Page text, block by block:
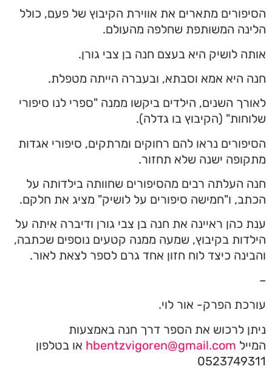
הסיפורים מתארים את אווירת הקיבוץ של פעם, כולל
הלינה המשותפת שחלפה מהעולם.
אותה לושיק היא בעצם חנה בן צבי גורן.
חנה היא אמא וסבתא, ובעברה הייתה מטפלת.
לאורך השנים, הילדים ביקשו ממנה "ספרי לנו סיפורי
שלוחות" (הקיבוץ בו גדלה).
הסיפורים נראו להם רחוקים ומרתקים, סיפורי אגדות
מתקופה ישנה שלא תחזור.
חנה העלתה רבים מהסיפורים שחוותה בילדותה על
הכתב, ו"חמישה סיפורים על לושיק" מציג את חלקם.
ענת כהן ראיינה את חנה בן צבי גורן ודיברה איתה על
הילדות בקיבוץ, שמעה ממנה קטעים נוספים שכתבה,
והבינה כיצד לוח חזון אחד גרם לספר לצאת לאור.
–
עורכת הפרק- אור לוי.
ניתן לרכוש את הספר דרך חנה באמצעות
המייל hbentzvigoren@gmail.com או בטלפון
0523749311